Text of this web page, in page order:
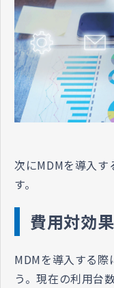
次にMDMを導入す
す。
費用対効
MDMを導入する際
う。現在の利用台